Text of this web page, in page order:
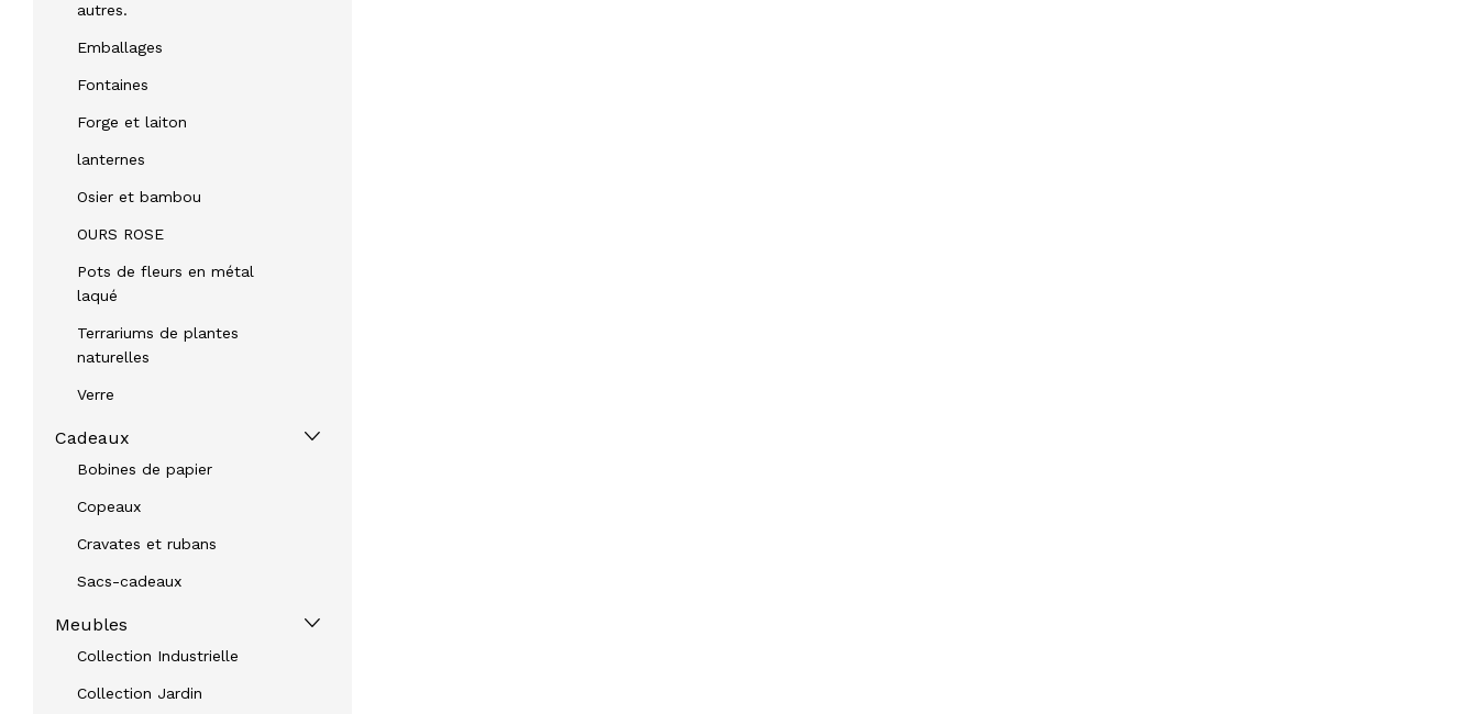
autres.
Emballages
Fontaines
Forge et laiton
lanternes
Osier et bambou
OURS ROSE
Pots de fleurs en métal
laqué
Terrariums de plantes
naturelles
Verre
Cadeaux
Bobines de papier
Copeaux
Cravates et rubans
Sacs-cadeaux
Meubles
Collection Industrielle
Collection Jardin